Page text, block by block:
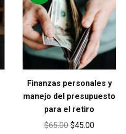
Finanzas personales y
manejo del presupuesto
para el retiro
$65.00 Original
$45.00Current